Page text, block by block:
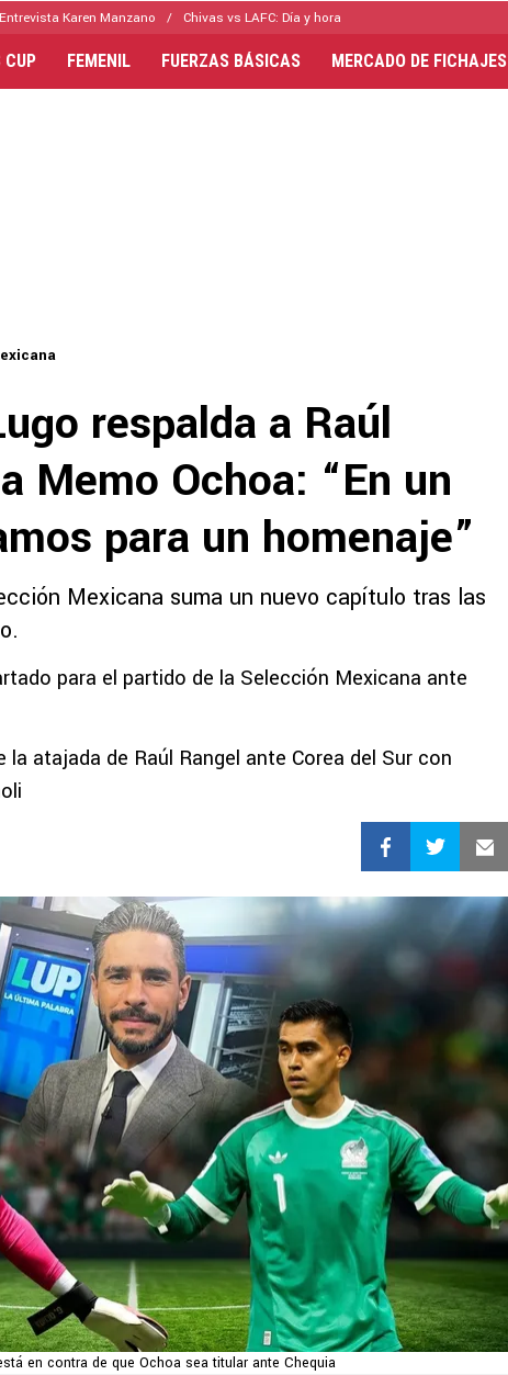
Entrevista Karen Manzano Chivas vs LAFC: Día y hora
CUP FEMENIL FUERZAS BÁSICAS MERCADO DE FICHAJES
respalda a Raúl
Memo Ochoa: “En un
para un homenaje”
Mexicana suma un nuevo capítulo tras las
para el partido de la Selección Mexicana ante
atajada de Raúl Rangel ante Corea del Sur con
en contra de que Ochoa sea titular ante Chequia